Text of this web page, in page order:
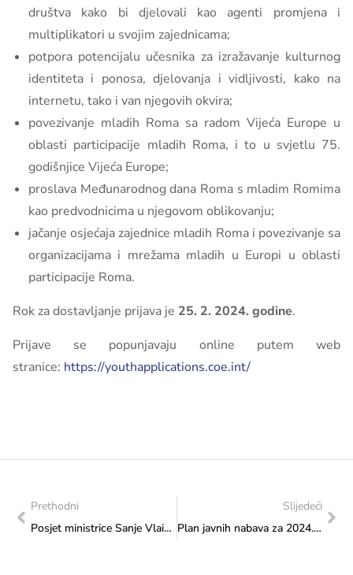
društva kako bi djelovali kao agenti promjena i
multiplikatori u svojim zajednicama;
potpora potencijalu učesnika za izražavanje kulturnog
identiteta i ponosa, djelovanja i vidljivosti, kako na
internetu, tako i van njegovih okvira;
povezivanje mladih Roma sa radom Vijeća Europe u
oblasti participacije mladih Roma, i to u svjetlu 75.
godišnjice Vijeća Europe;
proslava Međunarodnog dana Roma s mladim Romima
kao predvodnicima u njegovom oblikovanju;
jačanje osjećaja zajednice mladih Roma i povezivanje sa
organizacijama i mrežama mladih u Europi u oblasti
participacije Roma.
Rok za dostavljanje prijava je 25. 2. 2024. godine.
Prijave se popunjavaju online putem web
stranice: https://youthapplications.coe.int/
Prethodni
Posjet ministrice Sanje Vlaisavljević Javnom poduzeću Filmski Centar Sarajevo
Slijedeći
Plan javnih nabava za 2024. godinu